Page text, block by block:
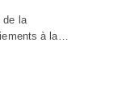
de la
à la…